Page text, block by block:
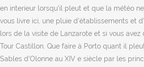
en interieur lorsqu'il pleut et que la météo
vous livre ici, une pluie d’établissements et
lors de la visite de Lanzarote et si vous
Tour Castillon. Que faire à Porto quant il
Sables d'Olonne au XIV e siècle par les